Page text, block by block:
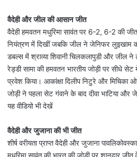
वैदेही और जील की आसान जीत
वैदेही हमवतन मधुरिमा सावंत पर 6-2, 6-2 की
नियंत्रण में दिखीं जबकि जील ने जेनिफर लुइखाम
डबल्स में श्राव्या शिवानी चिलकलापुडी और जील ने
रेड्डी सामा की हमवतन भारतीय जोड़ी पर सीधे
प्रवेश किया। आकांक्षा दिलीप निटुरे और मिचिका
जोड़ी ने पहला सेट गंवाने के बाद दीवा भाटिया और
यह वीडियो भी देखें
वैदेही और जुजाना की भी जीत
शीर्ष वरीयता प्राप्त वैदेही और जुजाना
मधुरिमा सावंत की भारत की जोड़ी पर शानदार